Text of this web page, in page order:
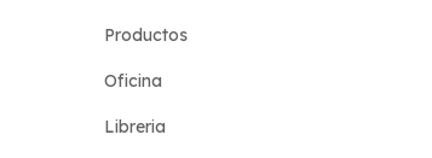
Productos
Oficina
Libreria